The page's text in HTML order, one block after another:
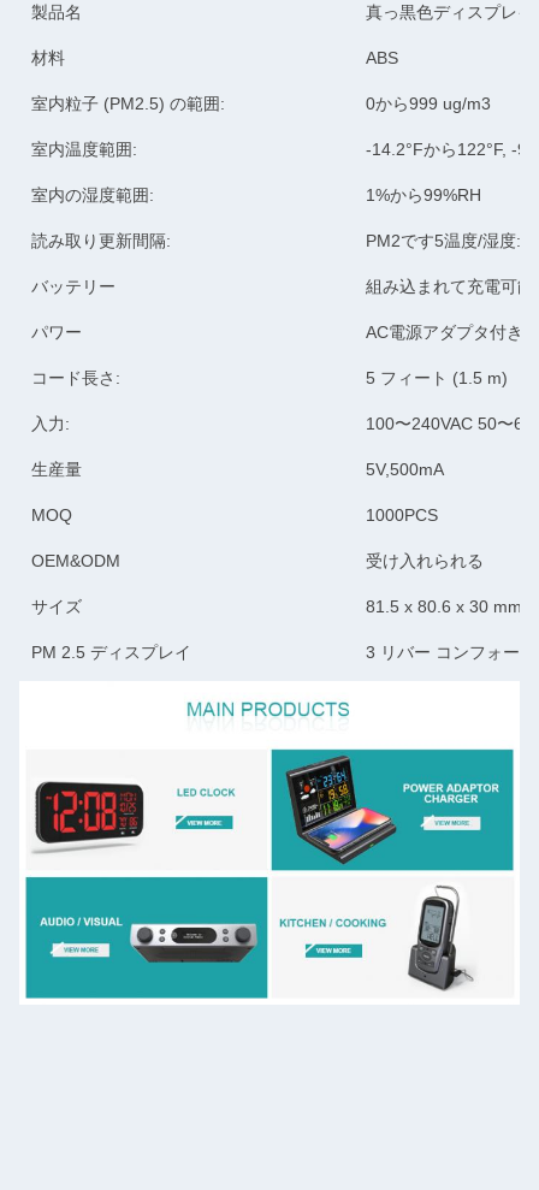
製品名
真っ黒色ディスプレ
材料 ABS
室内粒子 (PM2.5) の範囲: 0から999 ug/m3
室内温度範囲: -14.2°Fから122°F, -
室内の湿度範囲: 1%から99%RH
読み取り更新間隔: PM2です5温度/湿度:
バッテリー 組み込まれて充電可
パワー AC電源アダプタ付き
コード長さ: 5 フィート (1.5 m)
入力: 100〜240VAC 50〜
生産量 5V,500mA
MOQ 1000PCS
OEM&ODM 受け入れられる
サイズ 81.5 x 80.6 x 30 mm
PM 2.5 ディスプレイ 3 リバー コンフォー